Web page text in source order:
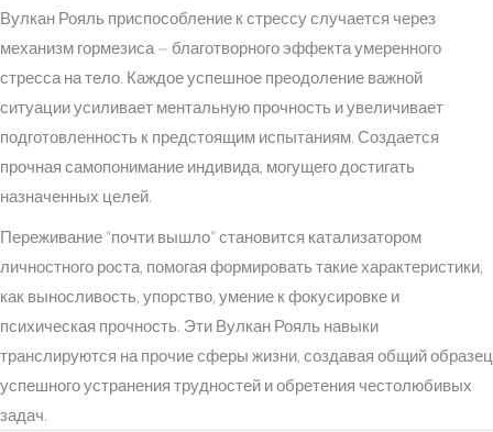
Вулкан Рояль приспособление к стрессу случается через
механизм гормезиса – благотворного эффекта умеренного
стресса на тело. Каждое успешное преодоление важной
ситуации усиливает ментальную прочность и увеличивает
подготовленность к предстоящим испытаниям. Создается
прочная самопонимание индивида, могущего достигать
назначенных целей.
Переживание “почти вышло” становится катализатором
личностного роста, помогая формировать такие характеристики,
как выносливость, упорство, умение к фокусировке и
психическая прочность. Эти Вулкан Рояль навыки
транслируются на прочие сферы жизни, создавая общий образец
успешного устранения трудностей и обретения честолюбивых
задач.